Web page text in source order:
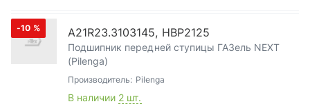
-10 % A21R23.3103145, HBP2125
Подшипник передней ступицы ГАЗель NEXT
(Pilenga)
Производитель: Pilenga
В наличии 2 шт.